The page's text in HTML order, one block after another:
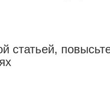
статьей,